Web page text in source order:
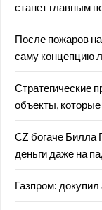
станет главным
После пожаров
саму концепцию
Стратегические
объекты, которые
CZ богаче Билла
деньги даже на
Газпром: